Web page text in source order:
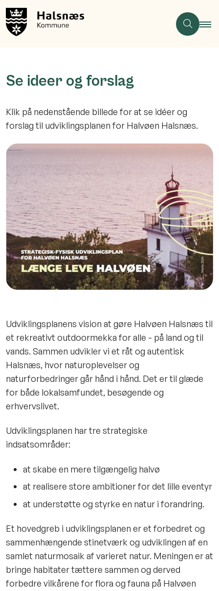
Se ideer og forslag
Klik på nedenstående billede for at se idéer og
forslag til udviklingsplanen for Halvøen Halsnæs.
Udviklingsplanens vision at gøre Halvøen Halsnæs til
et rekreativt outdoormekka for alle - på land og til
vands. Sammen udvikler vi et råt og autentisk
Halsnæs, hvor naturoplevelser og
naturforbedringer går hånd i hånd. Det er til glæde
for både lokalsamfundet, besøgende og
erhvervslivet.
Udviklingsplanen har tre strategiske
indsatsområder:
at skabe en mere tilgængelig halvø
at realisere store ambitioner for det lille eventyr
at understøtte og styrke en natur i forandring.
Et hovedgreb i udviklingsplanen er et forbedret og
sammenhængende stinetværk og udviklingen af en
samlet naturmosaik af varieret natur. Meningen er at
bringe habitater tættere sammen og derved
forbedre vilkårene for flora og fauna på Halvøen